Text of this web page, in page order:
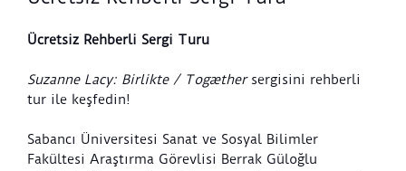
Ücretsiz Rehberli Sergi Turu
Suzanne Lacy: Birlikte / Togæther sergisini rehberli
tur ile keşfedin!
Sabancı Üniversitesi Sanat ve Sosyal Bilimler
Fakültesi Araştırma Görevlisi Berrak Güloğlu